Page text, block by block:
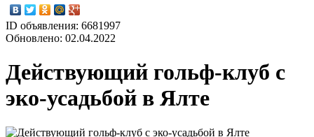
ID объявления: 6681997
Обновлено: 02.04.2022
Действующий гольф-клуб с
эко-усадьбой в Ялте